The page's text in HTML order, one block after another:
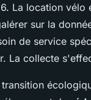
La location vélo
sur la
de service
La collecte